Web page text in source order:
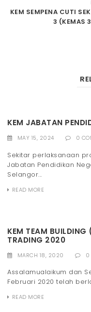
KEM SEMPENA CUTI
3 (KEMAS
KEM JABATAN
MAY 15, 2024 0
Sekitar perlaksanaan
Jabatan Pendidikan
Selangor...
READ MORE
KEM TEAM
TRADING 2020
MARCH 18, 2020 0
Assalamualaikum dan
Februari 2020 telah
READ MORE